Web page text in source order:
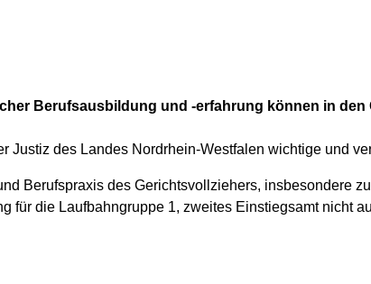
Berufsausbildung und -erfahrung können in
Justiz des Landes Nordrhein-Westfalen wichtige und
Berufspraxis des Gerichtsvollziehers, insbesondere
für die Laufbahngruppe 1, zweites Einstiegsamt nicht